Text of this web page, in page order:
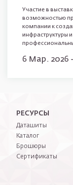
Участие в
возможностью
компании к
инфраструктуры
6 Мар. 2026 -
Нижнее меню
РЕСУРСЫ
Даташиты
Каталог
Брошюры
Сертификаты